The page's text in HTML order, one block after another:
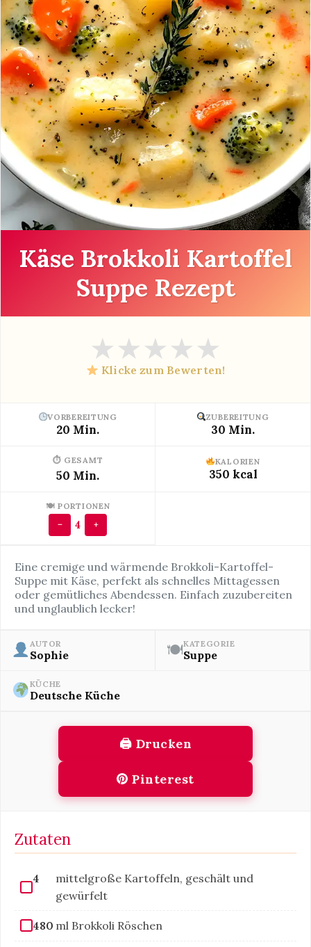
Käse Brokkoli Kartoffel
Suppe Rezept
★★★★★
Klicke zum Bewerten!
VORBEREITUNG
20 Min.
ZUBEREITUNG
30 Min.
⏱ GESAMT
50 Min.
KALORIEN
350 kcal
🍽 PORTIONEN
− 4 +
Eine cremige und wärmende Brokkoli-Kartoffel-
Suppe mit Käse, perfekt als schnelles Mittagessen
oder gemütliches Abendessen. Einfach zuzubereiten
und unglaublich lecker!
AUTOR
Sophie 🍽KATEGORIE
Suppe
KÜCHE
Deutsche Küche
🖨 Drucken
Pinterest
Zutaten
4
mittelgroße Kartoffeln, geschält und
gewürfelt
480 ml Brokkoli Röschen